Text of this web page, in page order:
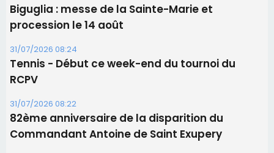
Les plus lus
Satine Nomary est la nouvelle Miss Corse 2026
d'un spectacle qui ne reviendra pas avant 2081
Bastia – Le festival Porto Latino évacué en urgence
avant le concert de Mosimann